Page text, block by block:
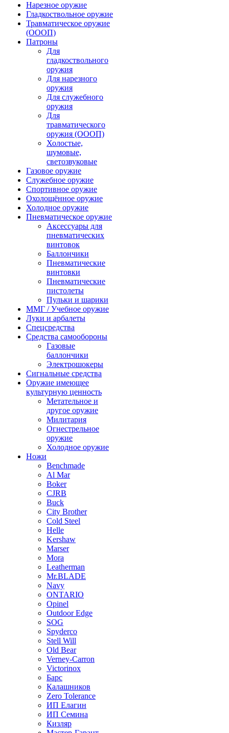
Нарезное оружие
Гладкоствольное оружие
Травматическое оружие
(ОООП)
Патроны
Для
гладкоствольного
оружия
Для нарезного
оружия
Для служебного
оружия
Для
травматического
оружия (ОООП)
Холостые,
шумовые,
светозвуковые
Газовое оружие
Служебное оружие
Спортивное оружие
Охолощённое оружие
Холодное оружие
Пневматическое оружие
Аксессуары для
пневматических
винтовок
Баллончики
Пневматические
винтовки
Пневматические
пистолеты
Пульки и шарики
ММГ / Учебное оружие
Луки и арбалеты
Спецсредства
Средства самообороны
Газовые
баллончики
Электрошокеры
Сигнальные средства
Оружие имеющее
культурную ценность
Метательное и
другое оружие
Милитария
Огнестрельное
оружие
Холодное оружие
Ножи
Benchmade
Al Mar
Boker
CJRB
Buck
City Brother
Cold Steel
Helle
Kershaw
Marser
Mora
Leatherman
Mr.BLADE
Navy
ONTARIO
Opinel
Outdoor Edge
SOG
Spyderco
Stell Will
Old Bear
Verney-Carron
Victorinox
Барс
Калашников
Zero Tolerance
ИП Елагин
ИП Семина
Кизляр